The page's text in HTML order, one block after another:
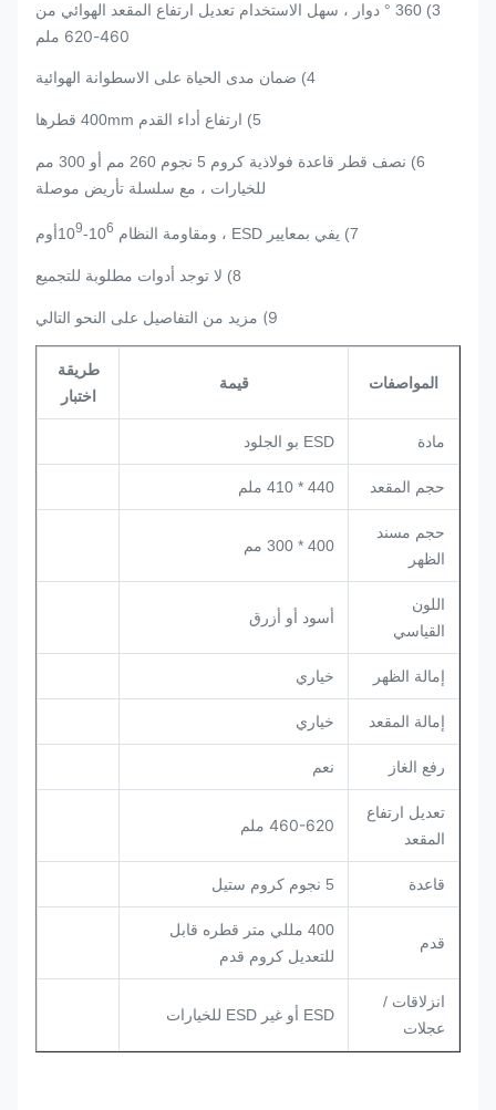
3) 360 ° دوار ، سهل الاستخدام تعديل ارتفاع المقعد الهوائي من
460-620 ملم
4) ضمان مدى الحياة على الاسطوانة الهوائية
5) ارتفاع أداء القدم 400mm قطرها
6) نصف قطر قاعدة فولاذية كروم 5 نجوم 260 مم أو 300 مم
للخيارات ، مع سلسلة تأريض موصلة
7) يفي بمعايير ESD ، ومقاومة النظام 10 6
-10
9 أوم
8) لا توجد أدوات مطلوبة للتجميع
9) مزيد من التفاصيل على النحو التالي
المواصفات قيمة
طريقة
اختبار
مادة ESD بو الجلود
حجم المقعد 440 * 410 ملم
حجم مسند
الظهر
400 * 300 مم
اللون
القياسي
أسود أو أزرق
إمالة الظهر خياري
إمالة المقعد خياري
رفع الغاز نعم
تعديل ارتفاع
المقعد
460-620 ملم
قاعدة 5 نجوم كروم ستيل
قدم
400 مللي متر قطره قابل
للتعديل كروم قدم
انزلاقات /
عجلات
ESD أو غير ESD للخيارات